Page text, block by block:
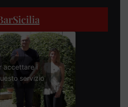
accettare i
servizio